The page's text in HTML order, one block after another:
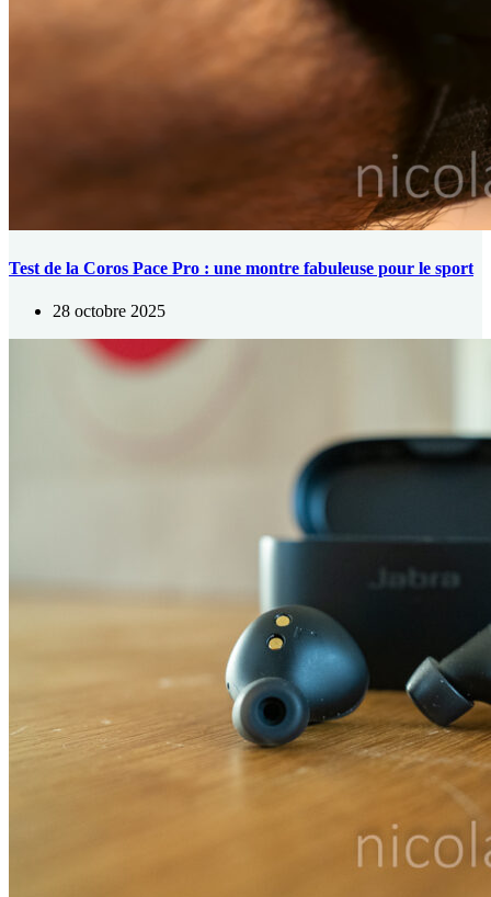
Test de la Coros Pace Pro : une montre fabuleuse pour le sport
28 octobre 2025